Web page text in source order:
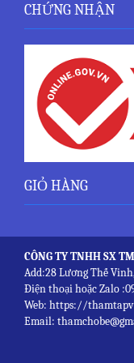
CHỨNG NHẬN
GIỎ HÀNG
CÔNG TY TNHH SX
Add:28 Lương Thế
Điện thoại hoặc Zalo
Web: https://
Email: